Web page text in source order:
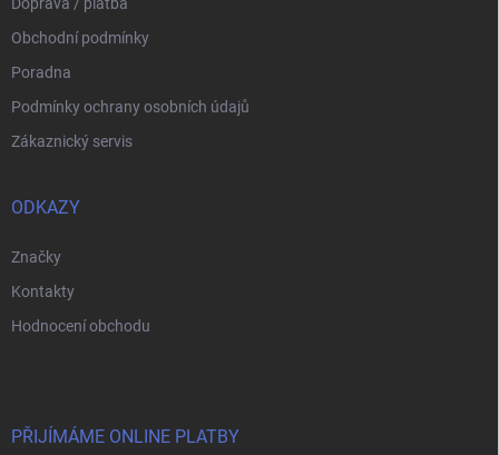
Doprava / platba
Obchodní podmínky
Poradna
Podmínky ochrany osobních údajů
Zákaznický servis
ODKAZY
Značky
Kontakty
Hodnocení obchodu
PŘIJÍMÁME ONLINE PLATBY